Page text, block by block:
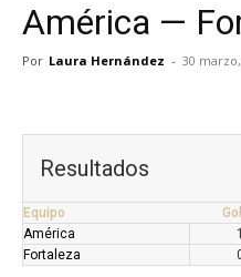
América —
Por Laura Hernández - 30
Resultados
Equipo
América
1
Fortaleza